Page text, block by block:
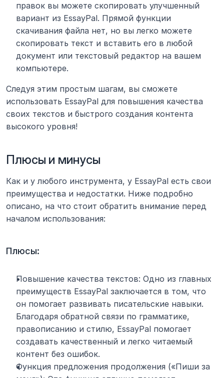
правок вы можете скопировать улучшенный
вариант из EssayPal. Прямой функции
скачивания файла нет, но вы легко можете
скопировать текст и вставить его в любой
документ или текстовый редактор на вашем
компьютере.
Следуя этим простым шагам, вы сможете
использовать EssayPal для повышения качества
своих текстов и быстрого создания контента
высокого уровня!
Плюсы и минусы
Как и у любого инструмента, у EssayPal есть свои
преимущества и недостатки. Ниже подробно
описано, на что стоит обратить внимание перед
началом использования:
Плюсы:
Повышение качества текстов: Одно из главных
преимуществ EssayPal заключается в том, что
он помогает развивать писательские навыки.
Благодаря обратной связи по грамматике,
правописанию и стилю, EssayPal помогает
создавать качественный и легко читаемый
контент без ошибок.
Функция предложения продолжения («Пиши за